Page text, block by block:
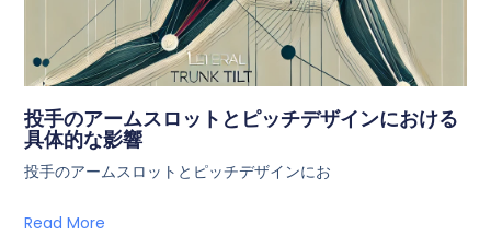
投手のアームスロットとピッチデザインにおける
具体的な影響
投手のアームスロットとピッチデザインにお
Read More